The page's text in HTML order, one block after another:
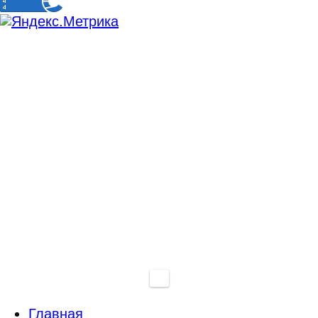
Главная